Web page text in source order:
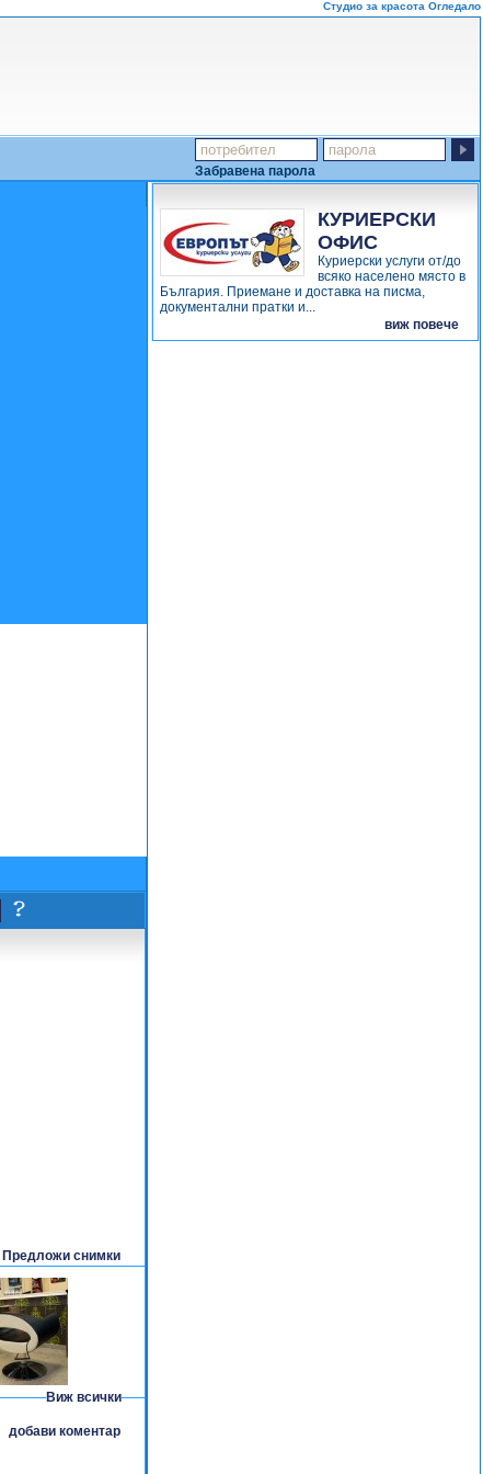
Студио за красота Огледало
Забравена парола
КУРИЕРСКИ
ОФИС
АСЕНОВГРАД
-...
Куриерски услуги от/до
всяко населено място в
България. Приемане и доставка на писма,
документални пратки и...
виж повече
Предложи снимки
Виж всички
добави коментар